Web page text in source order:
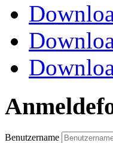
Benutzername